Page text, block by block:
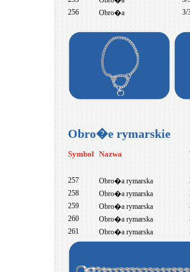
256
Obro�a 3/
Obro�e rymarskie
Symbol Nazwa
257 Obro�a rymarska
258
Obro�a rymarska
259
Obro�a rymarska
260
Obro�a rymarska
261
Obro�a rymarska